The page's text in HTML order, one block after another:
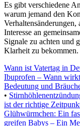
Es gibt verschiedene
warum jemand den
Interesse an
Signale zu achten und
Klarheit zu bekommen.
Wann ist Vatertag in
Ibuprofen – Wann
Bedeutung und
•
ist der richtige
Glühwürmchen: Ein
greifen Babys – Ein